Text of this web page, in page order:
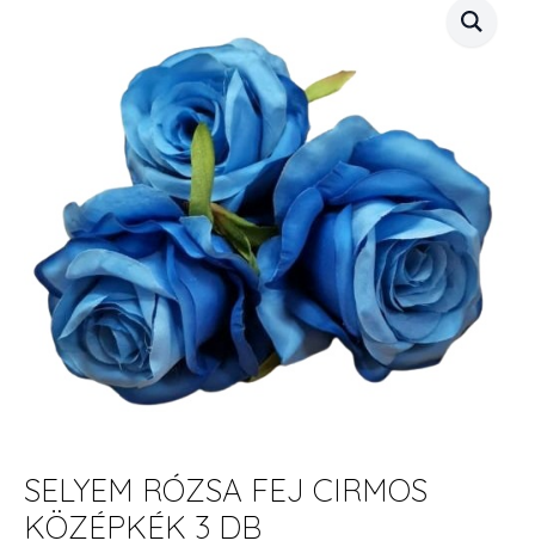
SELYEM RÓZSA FEJ CIRMOS
KÖZÉPKÉK 3 DB